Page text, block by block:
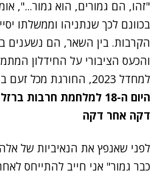
"זהו, הם גמורים, הוא גמור...",
בכוונם לכך שנתניהו וממשלתו
הקרבות. בין השאר, הם נשענים
והכעס הציבורי על החידלון
למחדל 2023, החורגת מכל זעם בר השוואה הזכור לנו.
היום ה-18 למלחמת חרבות
דקה אחר דקה
לפני שאנפץ את הנאיביות של
כבר גמור" אני חייב להתייחס